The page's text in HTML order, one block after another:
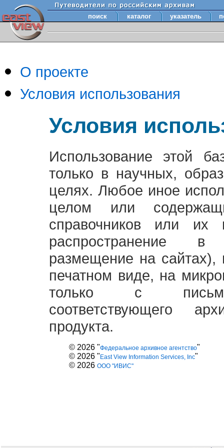
поиск каталог указатель
О проекте
Условия использования
Условия
Использование этой
только в научных,
целях. Любое иное
целом или
справочников или их
распространение
размещение на
печатном виде, на
только с
соответствующего
продукта.
© 2026 "Федеральное архивное агентство"
© 2026 " East View Information Services, Inc"
© 2026 ООО "ИВИС"